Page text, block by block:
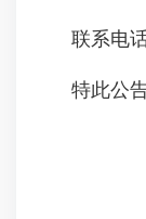
联系电话
特此公告